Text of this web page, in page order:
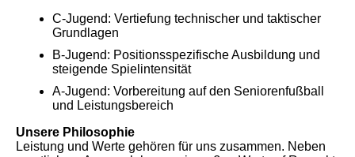
C-Jugend: Vertiefung technischer und taktischer
Grundlagen
B-Jugend: Positionsspezifische Ausbildung und
steigende Spielintensität
A-Jugend: Vorbereitung auf den Seniorenfußball
und Leistungsbereich
Unsere Philosophie
Leistung und Werte gehören für uns zusammen. Neben